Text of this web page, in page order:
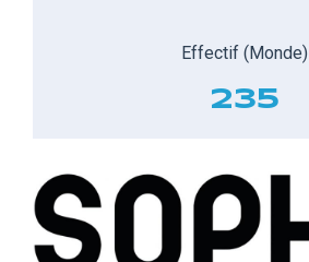
Effectif (Monde)
235